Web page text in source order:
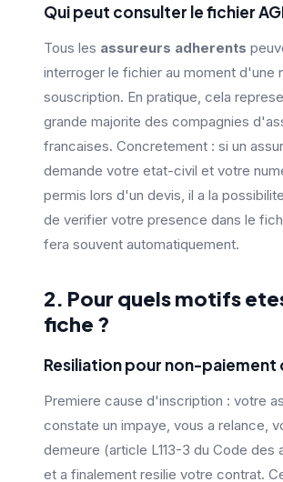
Qui peut consulter le fichier
Tous les assureurs adherents
interroger le fichier au moment d'une
souscription. En pratique, cela
grande majorite des compagnies
francaises. Concretement : si un
demande votre etat-civil et votre
permis lors d'un devis, il a la
de verifier votre presence dans le
fera souvent automatiquement.
2. Pour quels motifs
fiche ?
Resiliation pour non-paiement
Premiere cause d'inscription : votre
constate un impaye, vous a relance,
demeure (article L113-3 du Code des
et a finalement resilie votre contrat.